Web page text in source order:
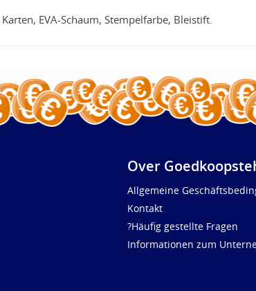
Karten, EVA-Schaum, Stempelfarbe, Bleistift.
Over
Allgemeine
Kontakt
?Häufig gestellte Fragen
Informationen zum